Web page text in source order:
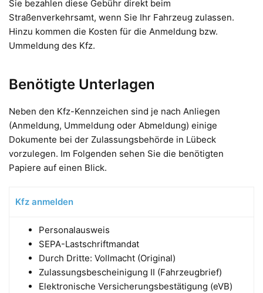
Sie bezahlen diese Gebühr direkt beim
Straßenverkehrsamt, wenn Sie Ihr Fahrzeug zulassen.
Hinzu kommen die Kosten für die Anmeldung bzw.
Ummeldung des Kfz.
Benötigte Unterlagen
Neben den Kfz-Kennzeichen sind je nach Anliegen
(Anmeldung, Ummeldung oder Abmeldung) einige
Dokumente bei der Zulassungsbehörde in Lübeck
vorzulegen. Im Folgenden sehen Sie die benötigten
Papiere auf einen Blick.
Kfz anmelden
Personalausweis
SEPA-Lastschriftmandat
Durch Dritte: Vollmacht (Original)
Zulassungsbescheinigung II (Fahrzeugbrief)
Elektronische Versicherungsbestätigung (eVB)